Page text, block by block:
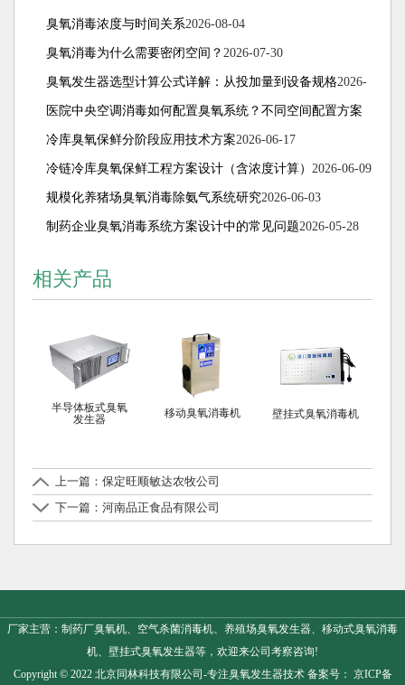
臭氧消毒浓度与时间关系2026-08-04
臭氧消毒为什么需要密闭空间？ 2026-07-30
臭氧发生器选型计算公式详解：从投加量到设备规格2026-
07-15
医院中央空调消毒如何配置臭氧系统？不同空间配置方案
解析2026-07-08
冷库臭氧保鲜分阶段应用技术方案2026-06-17
冷链冷库臭氧保鲜工程方案设计（含浓度计算） 2026-06-09
规模化养猪场臭氧消毒除氨气系统研究2026-06-03
制药企业臭氧消毒系统方案设计中的常见问题2026-05-28
相关产品
半导体板式臭氧
发生器
移动臭氧消毒机 壁挂式臭氧消毒机
上一篇：保定旺顺敏达农牧公司
下一篇：河南品正食品有限公司
厂家主营：制药厂臭氧机、空气杀菌消毒机、养殖场臭氧发生器、移动式臭氧消毒
机、壁挂式臭氧发生器等，欢迎来公司考察咨询!
Copyright © 2022 北京同林科技有限公司-专注臭氧发生器技术 备案号： 京ICP备